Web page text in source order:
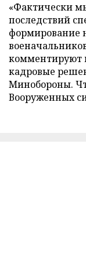
«Фактически
последствий
формирование
комментируют
кадровые
Минобороны.
Вооруженных